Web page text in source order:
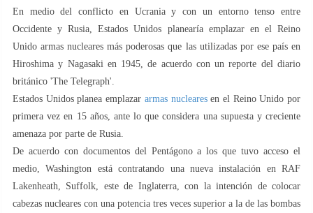
En medio del conflicto en Ucrania y con un entorno tenso entre
Occidente y Rusia, Estados Unidos planearía emplazar en el Reino
Unido armas nucleares más poderosas que las utilizadas por ese país en
Hiroshima y Nagasaki en 1945, de acuerdo con un reporte del diario
británico 'The Telegraph'.
Estados Unidos planea emplazar armas nuclearesen el Reino Unido por
primera vez en 15 años, ante lo que considera una supuesta y creciente
amenaza por parte de Rusia.
De acuerdo con documentos del Pentágono a los que tuvo acceso el
medio, Washington está contratando una nueva instalación en RAF
Lakenheath, Suffolk, este de Inglaterra, con la intención de colocar
cabezas nucleares con una potencia tres veces superior a la de las bombas